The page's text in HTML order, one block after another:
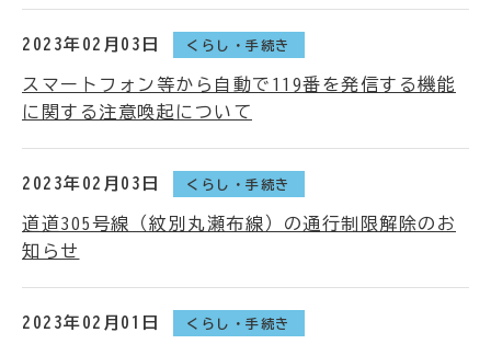
2023年02月03日 くらし・手続き
スマートフォン等から自動で119番を発信する機能
に関する注意喚起について
2023年02月03日 くらし・手続き
道道305号線（紋別丸瀬布線）の通行制限解除のお
知らせ
2023年02月01日 くらし・手続き